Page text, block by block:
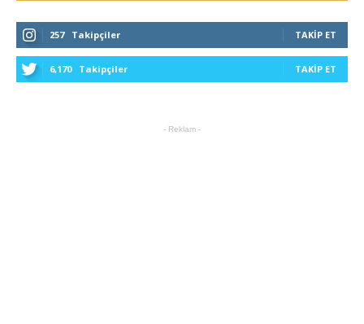
257 Takipçiler TAKIP ET
6,170 Takipçiler TAKIP ET
- Reklam -